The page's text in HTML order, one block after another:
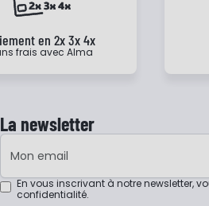
en 2x 3x 4x
frais avec Alma
La newsletter
Adresse e-mail
En vous inscrivant à notre newsletter,
confidentialité.